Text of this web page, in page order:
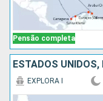
Pensão completa
EXPLORA I